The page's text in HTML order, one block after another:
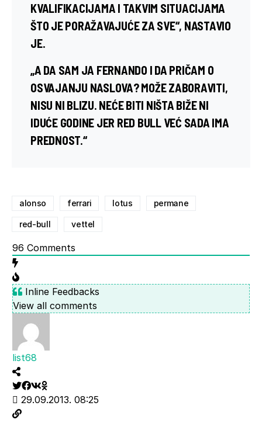
KVALIFIKACIJAMA I TAKVIM SITUACIJAMA
ŠTO JE PORAŽAVAJUĆE ZA SVE“, NASTAVIO
JE.
„A DA SAM JA FERNANDO I DA PRIČAM O
OSVAJANJU NASLOVA? MOŽE ZABORAVITI,
NISU NI BLIZU. NEĆE BITI NIŠTA BIŽE NI
IDUĆE GODINE JER RED BULL VEĆ SADA IMA
PREDNOST.“
alonso ferrari lotus permane
red-bull vettel
96 Comments
Inline Feedbacks
View all comments
list68
29.09.2013. 08:25